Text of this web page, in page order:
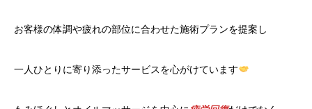
お客様の体調や疲れの部位に合わせた施術プランを提案し
一人ひとりに寄り添ったサービスを心がけています